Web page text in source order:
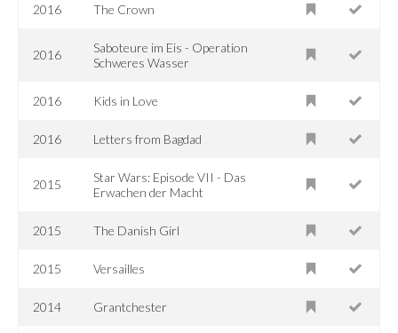
2016 The Crown
2016
Saboteure im Eis - Operation
Schweres Wasser
2016 Kids in Love
2016 Letters from Bagdad
2015
Star Wars: Episode VII - Das
Erwachen der Macht
2015 The Danish Girl
2015 Versailles
2014 Grantchester